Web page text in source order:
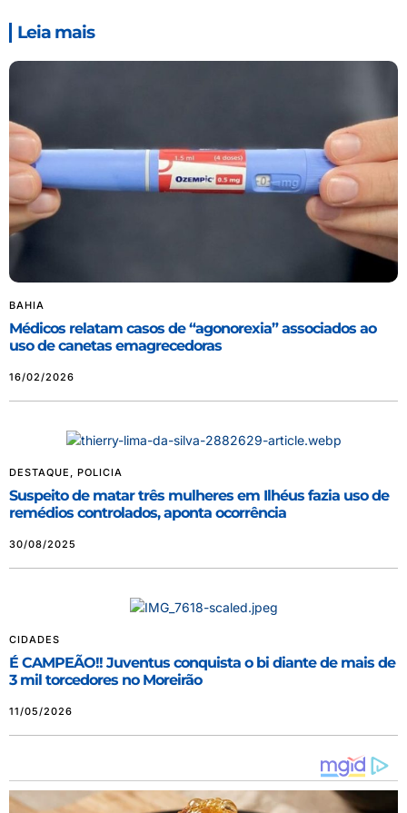
Leia mais
BAHIA
Médicos relatam casos de “agonorexia” associados ao
uso de canetas emagrecedoras
16/02/2026
DESTAQUE , POLICIA
Suspeito de matar três mulheres em Ilhéus fazia uso de
remédios controlados, aponta ocorrência
30/08/2025
CIDADES
É CAMPEÃO!! Juventus conquista o bi diante de mais de
3 mil torcedores no Moreirão
11/05/2026